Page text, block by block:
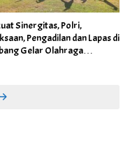
Sinergitas, Polri,
Pengadilan dan Lapas di
Gelar Olahraga